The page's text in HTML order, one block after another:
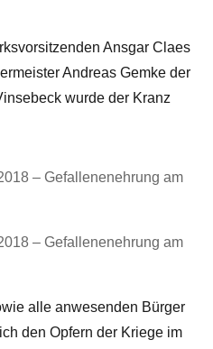
Ansgar Claes
Andreas Gemke der
wurde der Kranz
– Gefallenenehrung am
– Gefallenenehrung am
alle anwesenden Bürger
den Opfern der Kriege im